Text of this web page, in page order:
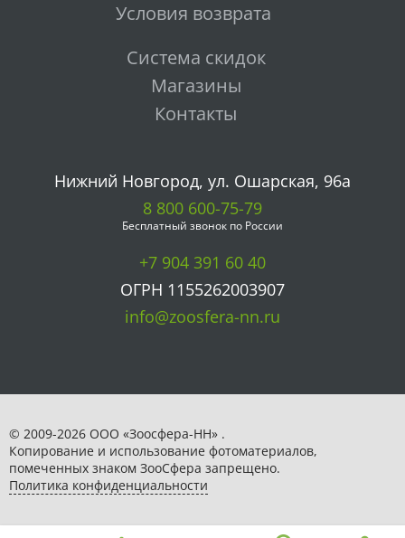
Условия возврата
Система скидок
Магазины
Контакты
Нижний Новгород, ул. Ошарская, 96а
8 800 600-75-79
Бесплатный звонок по России
+7 904 391 60 40
ОГРН 1155262003907
info@zoosfera-nn.ru
© 2009-2026 ООО «Зоосфера-НН» .
Копирование и использование фотоматериалов,
помеченных знаком ЗooСфера запрещено.
Политика конфиденциальности